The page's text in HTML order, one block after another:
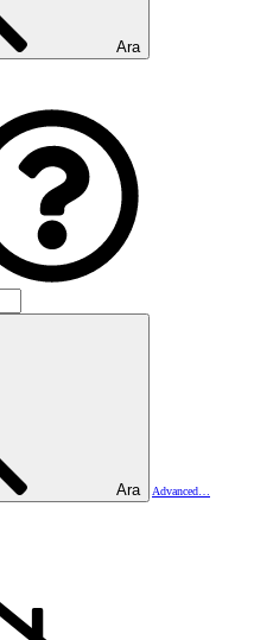
Ara
Ara
Advanced…